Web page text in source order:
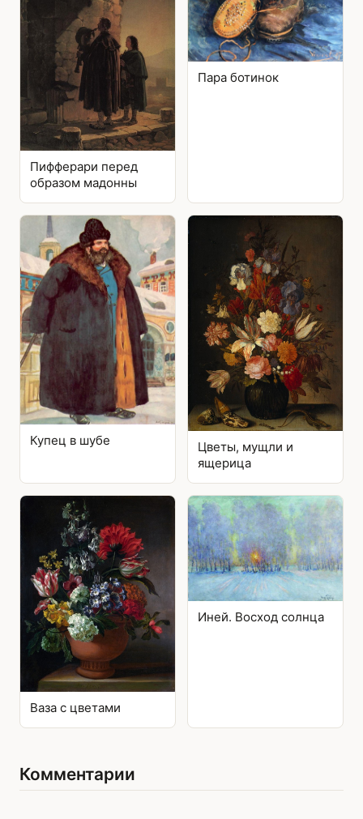
Пифферари перед
образом мадонны
Пара ботинок
Купец в шубе
Цветы, мущли и
ящерица
Ваза с цветами
Иней. Восход солнца
Комментарии